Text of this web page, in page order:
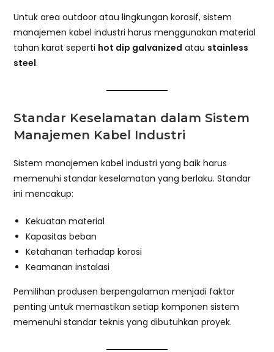
Untuk area outdoor atau lingkungan korosif, sistem
manajemen kabel industri harus menggunakan material
tahan karat seperti hot dip galvanized atau stainless
steel.
Standar Keselamatan dalam Sistem
Manajemen Kabel Industri
Sistem manajemen kabel industri yang baik harus
memenuhi standar keselamatan yang berlaku. Standar
ini mencakup:
Kekuatan material
Kapasitas beban
Ketahanan terhadap korosi
Keamanan instalasi
Pemilihan produsen berpengalaman menjadi faktor
penting untuk memastikan setiap komponen sistem
memenuhi standar teknis yang dibutuhkan proyek.